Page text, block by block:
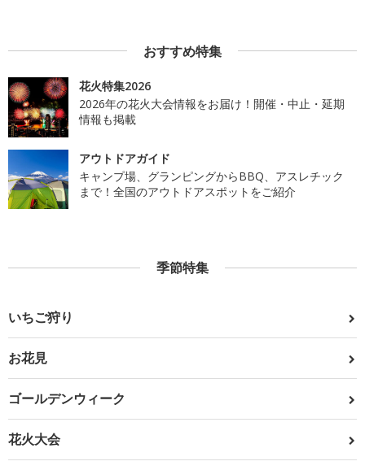
おすすめ特集
花火特集2026
2026年の花火大会情報をお届け！開催・中止・延期
情報も掲載
アウトドアガイド
キャンプ場、グランピングからBBQ、アスレチック
まで！全国のアウトドアスポットをご紹介
季節特集
いちご狩り
お花見
ゴールデンウィーク
花火大会